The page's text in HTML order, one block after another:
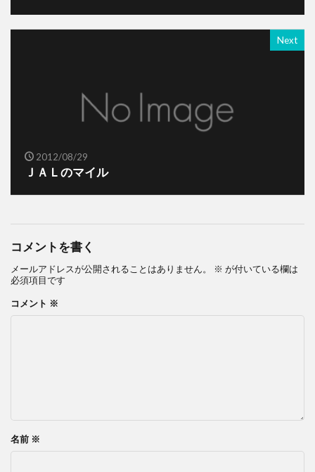
Next
2012/08/29
ＪＡＬのマイル
コメントを書く
メールアドレスが公開されることはありません。 ※ が付いている欄は
必須項目です
コメント ※
名前 ※